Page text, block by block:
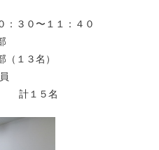
：３０〜１１：４０
（１３名）
１５名